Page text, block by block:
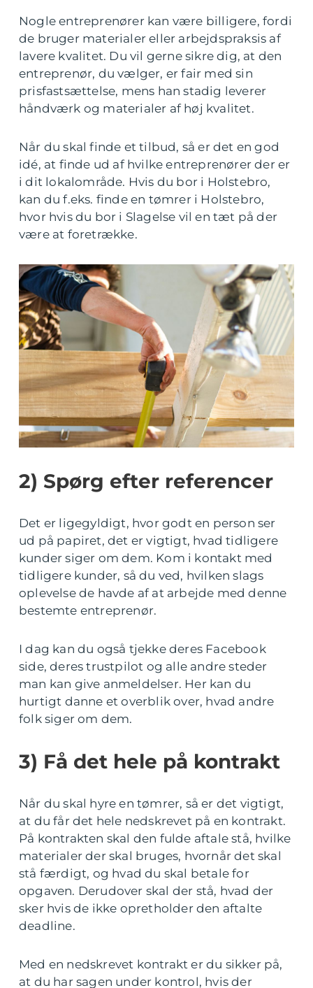
Nogle entreprenører kan være billigere, fordi
de bruger materialer eller arbejdspraksis af
lavere kvalitet. Du vil gerne sikre dig, at den
entreprenør, du vælger, er fair med sin
prisfastsættelse, mens han stadig leverer
håndværk og materialer af høj kvalitet.
Når du skal finde et tilbud, så er det en god
idé, at finde ud af hvilke entreprenører der er
i dit lokalområde. Hvis du bor i Holstebro,
kan du f.eks. finde en tømrer i Holstebro,
hvor hvis du bor i Slagelse vil en tæt på der
være at foretrække.
2) Spørg efter referencer
Det er ligegyldigt, hvor godt en person ser
ud på papiret, det er vigtigt, hvad tidligere
kunder siger om dem. Kom i kontakt med
tidligere kunder, så du ved, hvilken slags
oplevelse de havde af at arbejde med denne
bestemte entreprenør.
I dag kan du også tjekke deres Facebook
side, deres trustpilot og alle andre steder
man kan give anmeldelser. Her kan du
hurtigt danne et overblik over, hvad andre
folk siger om dem.
3) Få det hele på kontrakt
Når du skal hyre en tømrer, så er det vigtigt,
at du får det hele nedskrevet på en kontrakt.
På kontrakten skal den fulde aftale stå, hvilke
materialer der skal bruges, hvornår det skal
stå færdigt, og hvad du skal betale for
opgaven. Derudover skal der stå, hvad der
sker hvis de ikke opretholder den aftalte
deadline.
Med en nedskrevet kontrakt er du sikker på,
at du har sagen under kontrol, hvis der